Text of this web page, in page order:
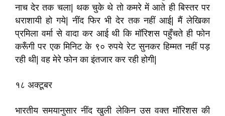
नाच देर तक चला| थक चुके थे तो कमरे में आते ही बिस्तर पर
धराशायी हो गये| नींद फिर भी देर तक नहीं आई| मैं लेखिका
प्रमिला वर्मा से वादा कर आई थी कि मॉरिशस पहुँचते ही फोन
करूँगी पर एक मिनिट के ९० रुपये रेट सुनकर हिम्मत नहीं पड़
रही थी| वह मेरे फोन का इंतजार कर रही होगी|
१८ अक्टूबर
भारतीय समयानुसार नींद खुली लेकिन उस वक्त मॉरिशस की